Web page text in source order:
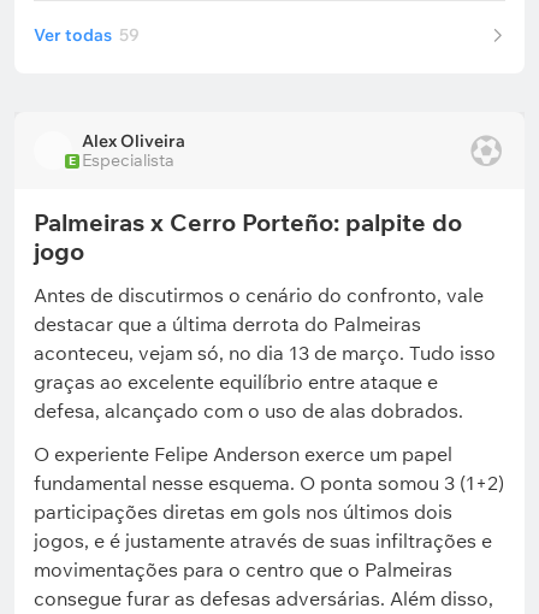
Ver todas 59
E
Alex Oliveira
Especialista
Palmeiras x Cerro Porteño: palpite do
jogo
Antes de discutirmos o cenário do confronto, vale
destacar que a última derrota do Palmeiras
aconteceu, vejam só, no dia 13 de março. Tudo isso
graças ao excelente equilíbrio entre ataque e
defesa, alcançado com o uso de alas dobrados.
O experiente Felipe Anderson exerce um papel
fundamental nesse esquema. O ponta somou 3 (1+2)
participações diretas em gols nos últimos dois
jogos, e é justamente através de suas infiltrações e
movimentações para o centro que o Palmeiras
consegue furar as defesas adversárias. Além disso,